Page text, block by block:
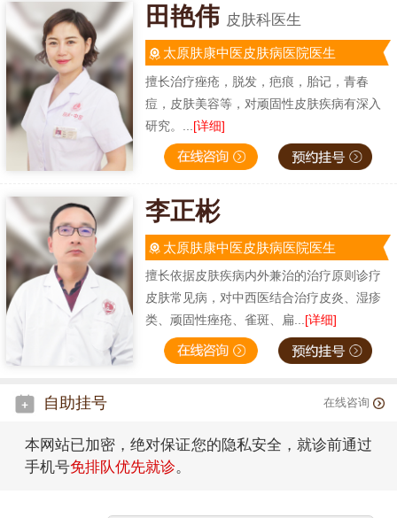
田艳伟 皮肤科医生
太原肤康中医皮肤病医院医生
擅长治疗痤疮，脱发，疤痕，胎记，青春
痘，皮肤美容等，对顽固性皮肤疾病有深入
研究。... [详细]
李正彬
太原肤康中医皮肤病医院医生
擅长依据皮肤疾病内外兼治的治疗原则诊疗
皮肤常见病，对中西医结合治疗皮炎、湿疹
类、顽固性痤疮、雀斑、扁...[详细]
自助挂号 在线咨询
本网站已加密，绝对保证您的隐私安全，就诊前通过
手机号免排队优先就诊。